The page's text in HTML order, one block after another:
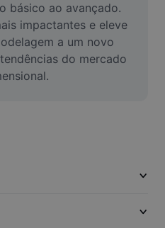
básico ao avançado.
impactantes e eleve
a um novo
do mercado